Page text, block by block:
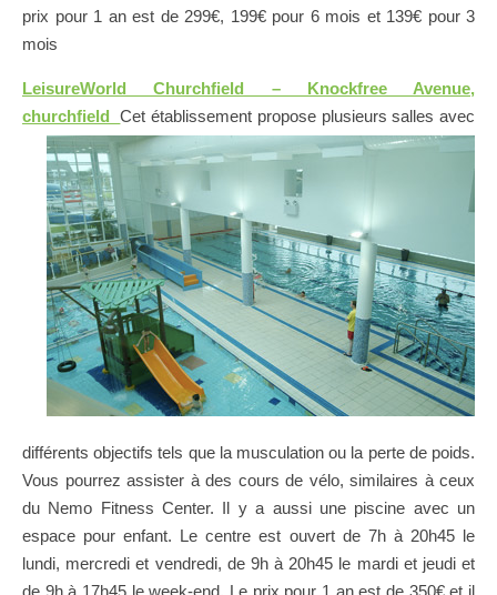
prix pour 1 an est de 299€, 199€ pour 6 mois et 139€ pour 3
mois
LeisureWorld Churchfield – Knockfree Avenue,
churchfieldCet établissement propose plusieurs salles avec
différents objectifs tels que la musculation ou la perte de poids.
Vous pourrez assister à des cours de vélo, similaires à ceux
du Nemo Fitness Center. Il y a aussi une piscine avec un
espace pour enfant. Le centre est ouvert de 7h à 20h45 le
lundi, mercredi et vendredi, de 9h à 20h45 le mardi et jeudi et